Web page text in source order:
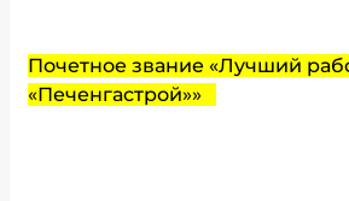
Почетное звание «Лучший
«Печенгастрой»»